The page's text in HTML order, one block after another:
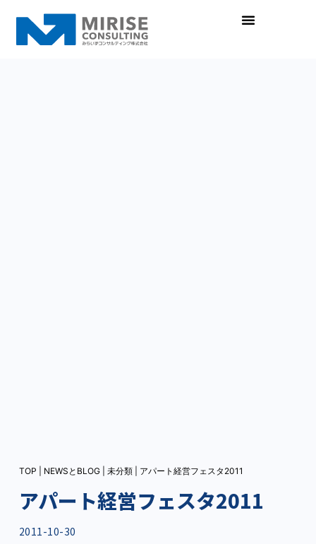
TOP NEWSとBLOG 未分類 アパート経営フェスタ2011
アパート経営フェスタ2011
2011-10-30